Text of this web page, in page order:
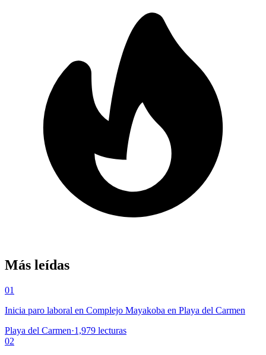
Más leídas
01
Inicia paro laboral en Complejo Mayakoba en Playa del Carmen
Playa del Carmen·1,979 lecturas
02